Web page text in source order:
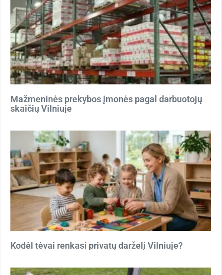
Mažmeninės prekybos įmonės pagal darbuotojų
skaičių Vilniuje
Kodėl tėvai renkasi privatų darželį Vilniuje?